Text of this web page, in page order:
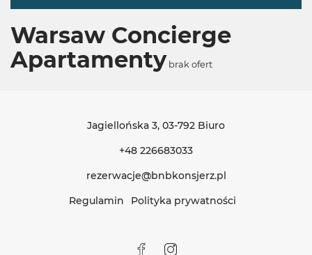
Warsaw Concierge
Apartamenty brak ofert
Jagiellońska 3, 03-792 Biuro
+48 226683033
rezerwacje@bnbkonsjerz.pl
Regulamin
Polityka prywatności